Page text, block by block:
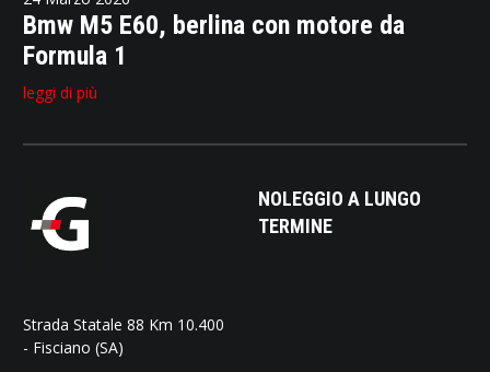
Bmw M5 E60, berlina con motore da
Formula 1
leggi di più
Strada Statale 88 Km 10.400
- Fisciano (SA)
NOLEGGIO A LUNGO
TERMINE